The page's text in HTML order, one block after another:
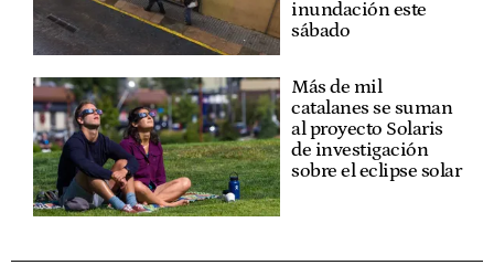
inundación este
sábado
Más de mil
catalanes se suman
al proyecto Solaris
de investigación
sobre el eclipse solar